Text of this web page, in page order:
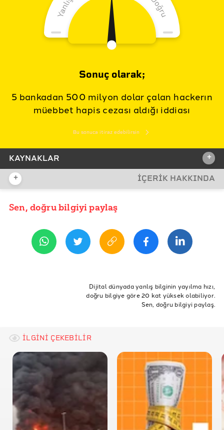
Sonuç olarak;
5 bankadan 500 milyon dolar çalan hackerın
müebbet hapis cezası aldığı iddiası
Bu sonuca itiraz edebilirsin
KAYNAKLAR +
İDDİA KAYNAĞI
REFERANSLAR
İlgili yargı makamının açıklaması
Dönemin ABD Cezayir Büyükelçisi’nin konu ile ilgili
Twitter paylaşımları - 2
+ İÇERİK HAKKINDA
YAYIN TARİHİ
Doğrulama
500 milyon dolar
hack hackleyip
bankayı
Sen, doğru bilgiyi paylaş
Dijital dünyada yanlış bilginin yayılma hızı,
doğru bilgiye göre 20 kat yüksek olabiliyor.
Sen, doğru bilgiyi paylaş.
İLGİNİ ÇEKEBİLİR